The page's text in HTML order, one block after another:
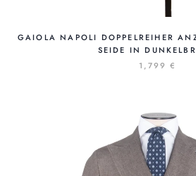
GAIOLA NAPOLI DOPPELREIHER
SEIDE IN
1,799 €